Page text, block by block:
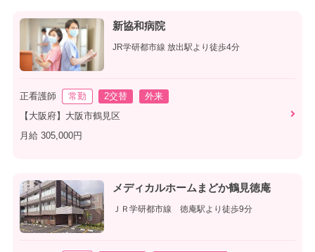
新協和病院
JR学研都市線 放出駅より徒歩4分
正看護師 常勤 2交替
外来
【大阪府】大阪市鶴見区
月給 305,000円
メディカルホームまどか鶴見徳庵
ＪＲ学研都市線 徳庵駅より徒歩9分